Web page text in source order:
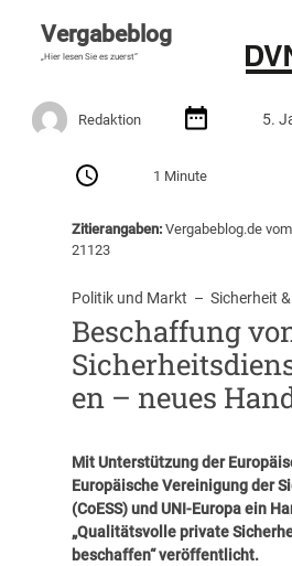
Vergabeblog
„Hier lesen Sie es zuerst“
Redaktion 5.
1 Minute
Zitierangaben:Vergabeblog.de
21123
Politik und Markt
  –
Sicherheit
Beschaffung
en – neues
Mit Unterstützung der
Europäische Vereinigung der
(CoESS) und UNI-Europa ein
„Qualitätsvolle private
beschaffen“ veröffentlicht.